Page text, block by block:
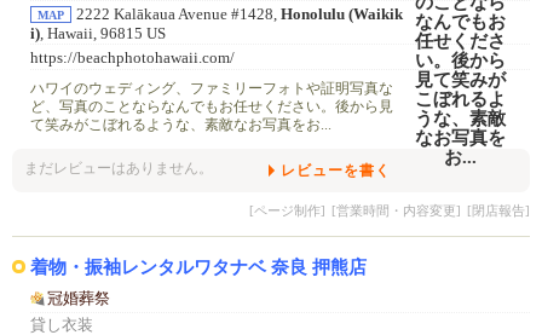
MAP 2222 Kalākaua Avenue #1428, Honolulu (Waikik
i), Hawaii, 96815 US
https://beachphotohawaii.com/
ハワイのウェディング、ファミリーフォトや証明写真な
ど、写真のことならなんでもお任せください。後から見
て笑みがこぼれるような、素敵なお写真をお...
まだレビューはありません。 レビューを書く
[ページ制作] [営業時間・内容変更] [閉店報告]
着物・振袖レンタルワタナベ 奈良 押熊店
冠婚葬祭
貸し衣装